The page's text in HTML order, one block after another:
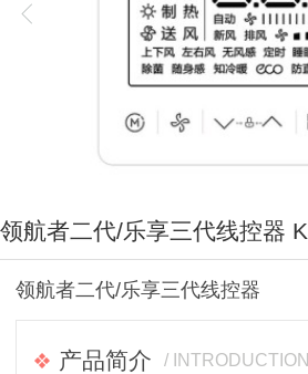
领航者二代/乐享三代线控器
产品简介 / INTRODUCTION